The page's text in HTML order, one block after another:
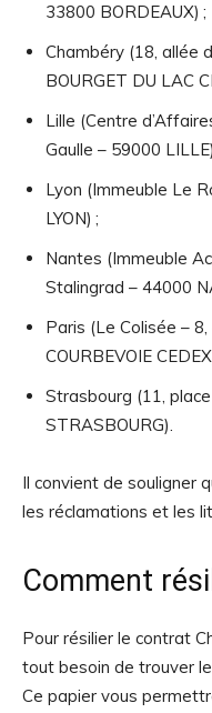
33800 BORDEAUX) ;
Chambéry (18, allée
BOURGET DU LAC
Lille (Centre
Gaulle – 59000
Lyon (Immeuble Le
LYON) ;
Nantes (Immeuble
Stalingrad – 44000
Paris (Le Colisée –
COURBEVOIE
Strasbourg (11,
STRASBOURG).
Il convient de souligner
les réclamations et les
Comment
Pour résilier le contrat
tout besoin de trouver
Ce papier vous